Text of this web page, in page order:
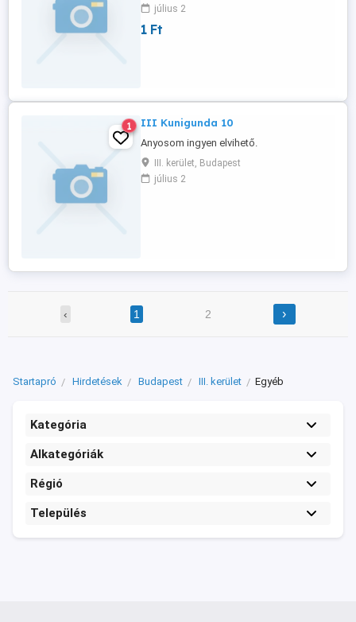
július 2
1 Ft
1 III Kunigunda 10
Anyosom ingyen elvihető.
III. kerület, Budapest
július 2
‹ 1 2 ›
Startapró Hirdetések Budapest III. kerület Egyéb
Kategória
Alkategóriák
Régió
Település